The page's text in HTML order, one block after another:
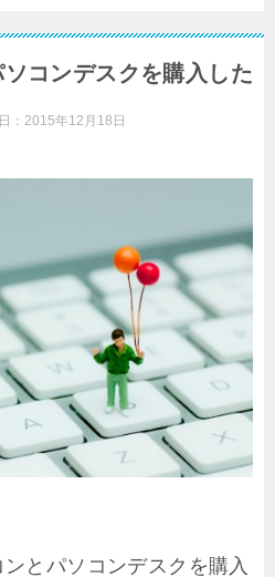
コンデスクを購入した
： 2015年12月18日
とパソコンデスクを購入